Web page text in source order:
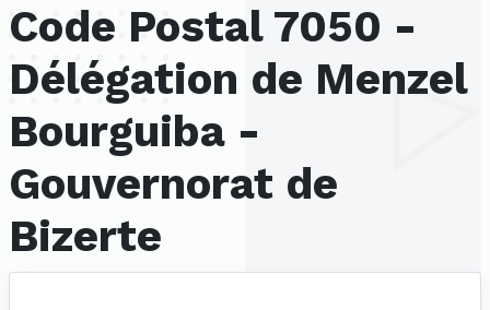
Code Postal 7050 -
Délégation de Menzel
Bourguiba -
Gouvernorat de
Bizerte